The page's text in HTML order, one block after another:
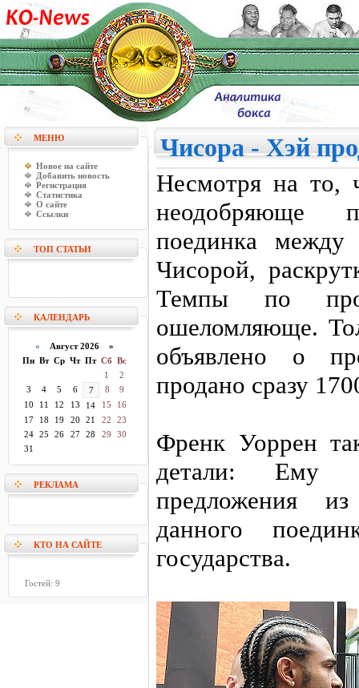
МЕНЮ
Новое на сайте
Добавить новость
Регистрация
Статистика
О сайте
Ссылки
ТОП СТАТЬИ
КАЛЕНДАРЬ
« Август 2026 »
Пн Вт Ср Чт Пт Сб Вс
1
2
3
4 5 6 7 8
9
10
11 12 13 14 15
16
17
18 19 20 21 22
23
24
25 26 27 28 29
30
31
РЕКЛАМА
КТО НА САЙТЕ
Гостей: 9
Чисора - Хэй
Несмотря на то,
неодобряюще
поединка
Чисорой,
Темпы по
ошеломляюще.
объявлено о
продано сразу
Френк Уоррен
детали: Ему
предложения
данного
государства.